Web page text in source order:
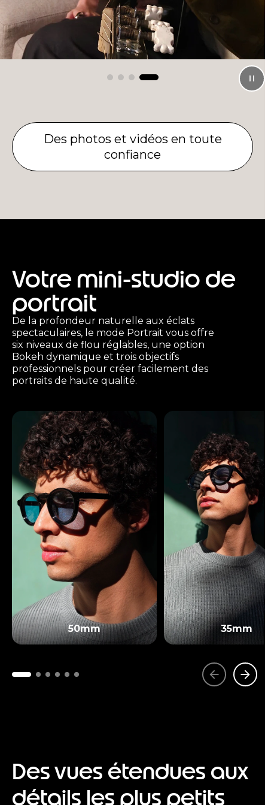
Des photos et vidéos en toute
confiance
Votre mini-studio de
portrait
De la profondeur naturelle aux éclats
spectaculaires, le mode Portrait vous offre
six niveaux de flou réglables, une option
Bokeh dynamique et trois objectifs
professionnels pour créer facilement des
portraits de haute qualité.
50mm 35mm
Des vues étendues aux
détails les plus petits